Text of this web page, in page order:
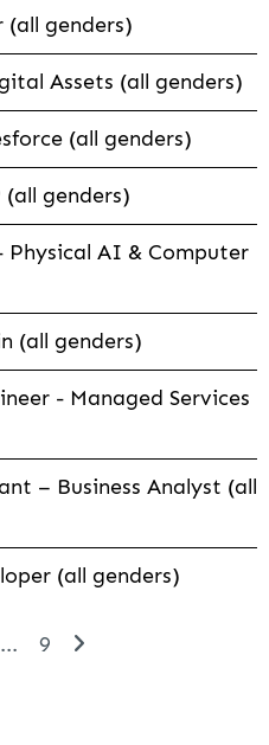
(all genders)
Assets (all genders)
(all genders)
(all genders)
Physical AI & Computer
(all genders)
- Managed Services
– Business Analyst (all
(all genders)
... 9